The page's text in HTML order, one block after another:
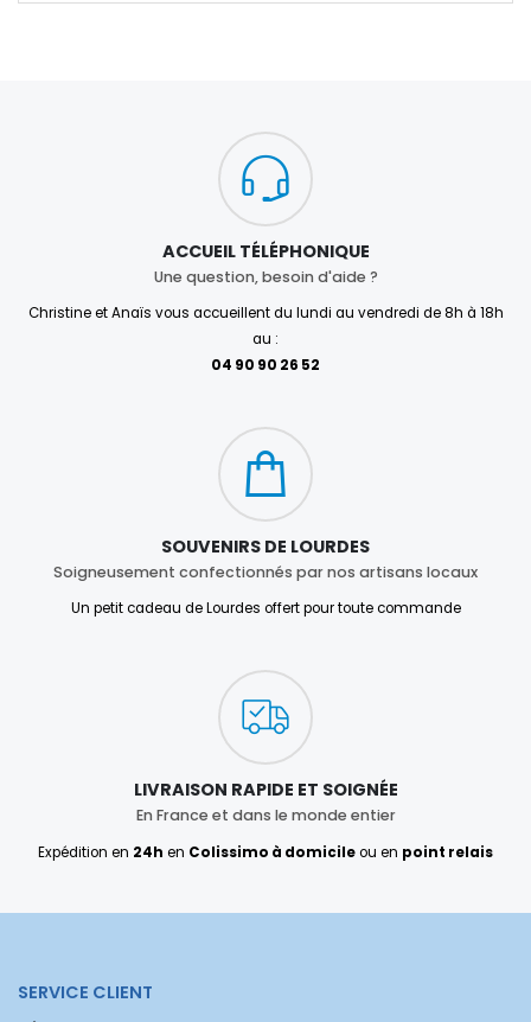
ACCUEIL TÉLÉPHONIQUE
Une question, besoin d'aide ?
Christine et Anaïs vous accueillent du lundi au vendredi de 8h à 18h
au :
04 90 90 26 52
SOUVENIRS DE LOURDES
Soigneusement confectionnés par nos artisans locaux
Un petit cadeau de Lourdes offert pour toute commande
LIVRAISON RAPIDE ET SOIGNÉE
En France et dans le monde entier
Expédition en 24h en Colissimo à domicileou en point relais
SERVICE CLIENT